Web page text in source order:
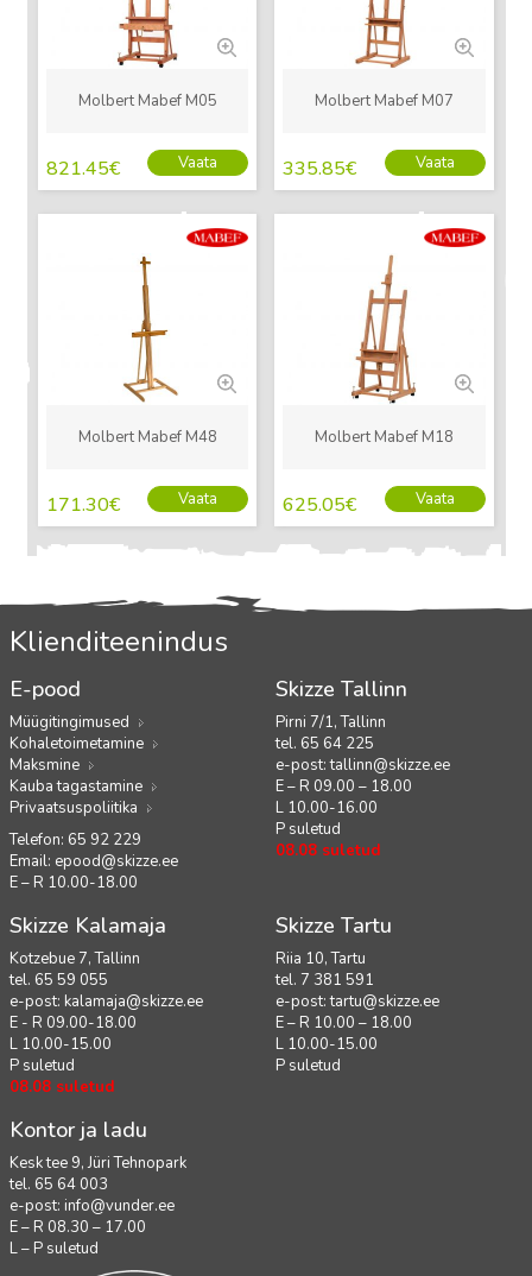
Molbert Mabef M05
821.45€ Vaata
Molbert Mabef M07
335.85€ Vaata
Molbert Mabef M48
171.30€ Vaata
Molbert Mabef M18
625.05€ Vaata
Klienditeenindus
E-pood
Müügitingimused
Kohaletoimetamine
Maksmine
Kauba tagastamine
Privaatsuspoliitika
Telefon: 65 92 229
Email: epood@skizze.ee
E – R 10.00-18.00
Skizze Tallinn
Pirni 7/1, Tallinn
tel. 65 64 225
e-post:tallinn@skizze.ee
E – R 09.00 – 18.00
L 10.00-16.00
P suletud
08.08 suletud
Skizze Kalamaja
Kotzebue 7, Tallinn
tel. 65 59 055
e-post: kalamaja@skizze.ee
E - R 09.00-18.00
L 10.00-15.00
P suletud
08.08 suletud
Skizze Tartu
Riia 10, Tartu
tel. 7 381 591
e-post:tartu@skizze.ee
E – R 10.00 – 18.00
L 10.00-15.00
P suletud
Kontor ja ladu
Kesk tee 9, Jüri Tehnopark
tel. 65 64 003
e-post: info@vunder.ee
E – R 08.30 – 17.00
L – P suletud